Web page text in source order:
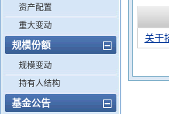
资产配置
重大变动
规模份额
规模变动
持有人结构
基金公告
关于